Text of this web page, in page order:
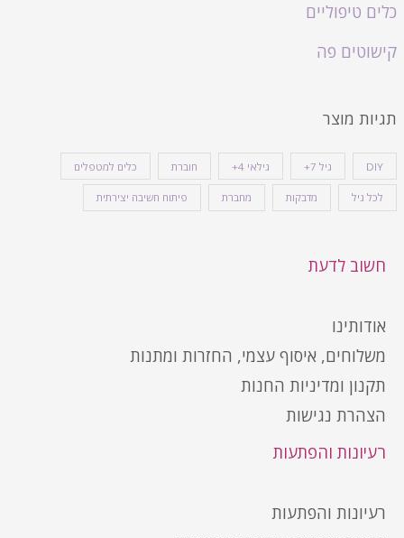
כלים טיפוליים
קישוטים פה
תגיות מוצר
DIY גיל 7+ גילאי 4+ חוברת כלים למטפלים
לכל גיל מדבקות מחברת פיתוח חשיבה יצירתית
חשוב לדעת
אודותינו
משלוחים, איסוף עצמי, החזרות ומתנות
תקנון ומדיניות החנות
הצהרת נגישות
רעיונות והפתעות
רעיונות והפתעות